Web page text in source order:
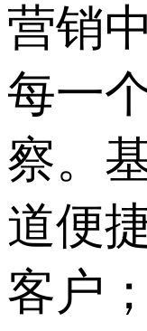
营销
每一
察。
道便
客户